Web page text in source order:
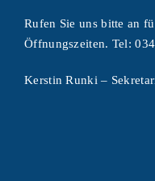
Rufen Sie uns bitte an
Öffnungszeiten. Tel:
Kerstin Runki –